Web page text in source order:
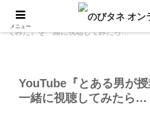
ホーム のびタネ日記
てみた』を一緒に視聴してみたら…
YouTube『とある男が
一緒に視聴してみたら…
メニュー